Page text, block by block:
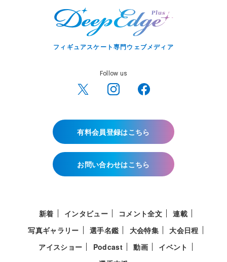
フィギュアスケート専門ウェブメディア
Follow us
有料会員登録はこちら
お問い合わせはこちら
新着 インタビュー コメント全文
連載
写真ギャラリー
選手名鑑 大会特集
大会日程
アイスショー
Podcast 動画
イベント